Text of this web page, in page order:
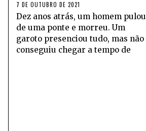
7 DE OUTUBRO DE 2021
Dez anos atrás, um homem pulou
de uma ponte e morreu. Um
garoto presenciou tudo, mas não
conseguiu chegar a tempo de